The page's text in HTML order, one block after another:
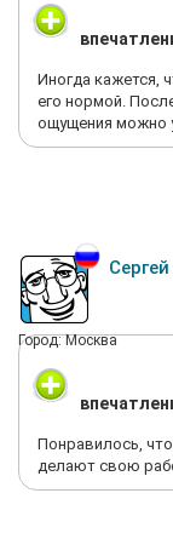
Иногда кажется,
его нормой.
ощущения можно
Сергей
Город: Москва
Понравилось,
делают свою